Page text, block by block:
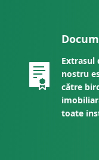
Extrasul
nostru
către
toate